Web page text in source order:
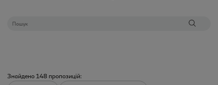
Знайдено 148 пропозицій: